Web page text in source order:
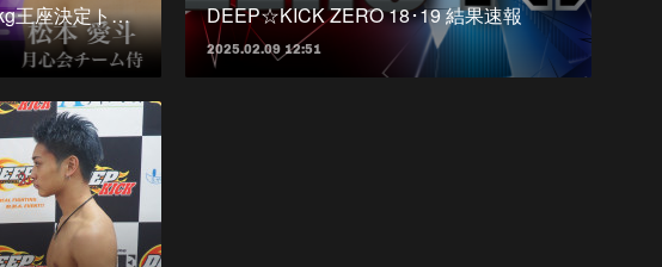
王座決定ト…
DEEP☆KICK ZERO 18･19 結果速報
2025.02.09 12:51